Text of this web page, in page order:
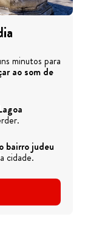
minutos para
ao som de
bairro judeu
cidade.